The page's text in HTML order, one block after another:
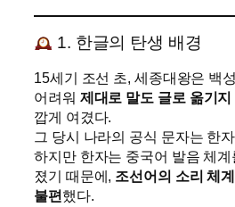
1. 한글의 탄생 배경
15세기 조선 초, 세종대왕은 백
어려워 제대로 말도 글로 옮기지
깝게 여겼다.
그 당시 나라의 공식 문자는 한
하지만 한자는 중국어 발음 체
졌기 때문에, 조선어의 소리 체
불편했다.